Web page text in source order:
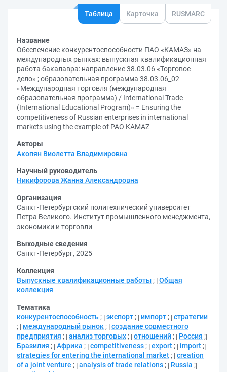
Таблица Карточка RUSMARC
Название
Обеспечение конкурентоспособности ПАО «КАМАЗ» на
международных рынках: выпускная квалификационная
работа бакалавра: направление 38.03.06 «Торговое
дело» ; образовательная программа 38.03.06_02
«Международная торговля (международная
образовательная программа) / International Trade
(International Educational Program)» = Ensuring the
competitiveness of Russian enterprises in international
markets using the example of PAO KAMAZ
Авторы
Акопян Виолетта Владимировна
Научный руководитель
Никифорова Жанна Александровна
Организация
Санкт-Петербургский политехнический университет
Петра Великого. Институт промышленного менеджмента,
экономики и торговли
Выходные сведения
Санкт-Петербург, 2025
Коллекция
Выпускные квалификационные работы ; Общая
коллекция
Тематика
конкурентоспособность ; экспорт ; импорт ; стратегии
;
международный рынок ; создание совместного
предприятия ; анализ торговых ; отношений ; Россия ;
Бразилия ; Африка ; competitiveness ; export ; import ;
strategies for entering the international market ; creation
of a joint venture ; analysis of trade relations ; Russia ;